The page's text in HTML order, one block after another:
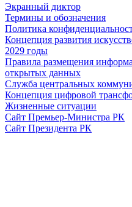
Экранный диктор
Термины и обозначения
Политика
Концепция развития
2029 годы
Правила размещения
открытых данных
Служба центральных
Концепция цифровой
Жизненные ситуации
Сайт Премьер-Министра РК
Сайт Президента РК